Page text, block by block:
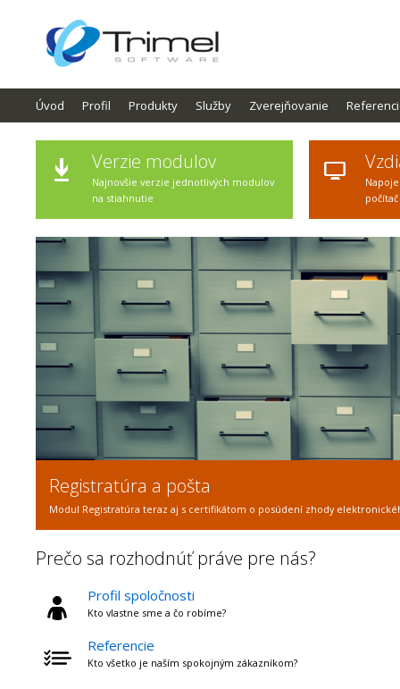
Úvod Profil Produkty Služby Zverejňovanie
Verzie modulov
Najnovšie verzie jednotlivých modulov
na stiahnutie
Registratúra a pošta
Modul Registratúra teraz aj s certifikátom o posúdení zhody
Prečo sa rozhodnúť práve pre nás?
Profil spoločnosti
Kto vlastne sme a čo robíme?
Referencie
Kto všetko je naším spokojným zákazníkom?